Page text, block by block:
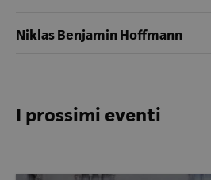
Niklas Benjamin Hoffmann
I prossimi eventi